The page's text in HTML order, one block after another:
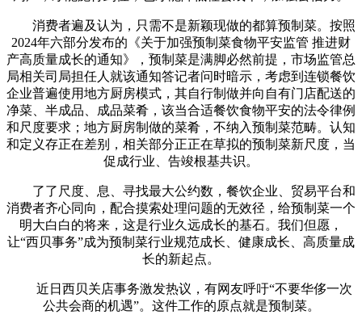
消费者遍及认为，只需不是新颖现做的都算预制菜。按照
2024年六部分发布的《关于加强预制菜食物平安监管 推进财
产高质量成长的通知》，预制菜是满脚必然前提，市场监管总
局相关司局担任人就该通知答记者问时暗示，考虑到连锁餐饮
企业普遍使用地方厨房模式，其自行制做并向自有门店配送的
净菜、半成品、成品菜肴，该当合适餐饮食物平安的法令律例
和尺度要求；地方厨房制做的菜肴，不纳入预制菜范畴。认知
和定义存正在差别，相关部分正正在草拟的预制菜新尺度，当
促成行业、告竣根基共识。
了了尺度、息、寻找最大公约数，餐饮企业、贸易平台和
消费者齐心同向，配合摸索处理问题的无效径，给预制菜一个
明大白白的将来，这是行业久远成长的基石。我们但愿，
让“西贝事务”成为预制菜行业规范成长、健康成长、高质量成
长的新起点。
近日西贝关店事务激发热议，有网友呼吁“不要华侈一次
公共会商的机遇”。这件工作的原点就是预制菜。